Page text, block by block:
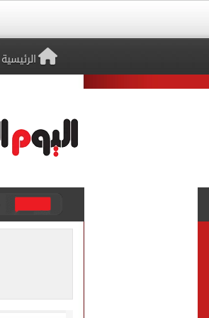
الرئيسية